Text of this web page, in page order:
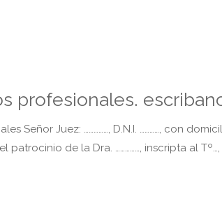
profesionales.
Juez: ……………, D.N.I. …………, con
patrocinio de la Dra. ……………, inscripta al